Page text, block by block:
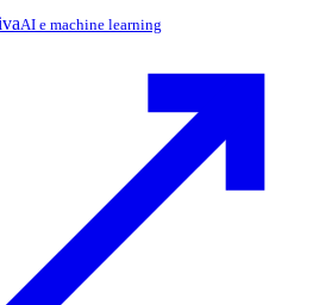
AI e machine learning